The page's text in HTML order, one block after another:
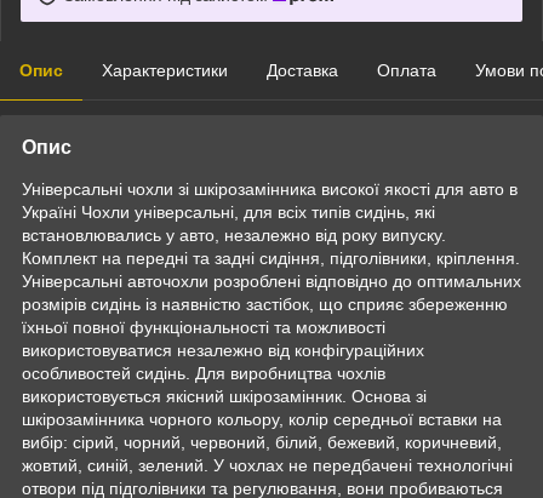
Опис Характеристики Доставка Оплата Умови
Опис
Універсальні чохли зі шкірозамінника високої якості для авто в
Україні Чохли універсальні, для всіх типів сидінь, які
встановлювались у авто, незалежно від року випуску.
Комплект на передні та задні сидіння, підголівники, кріплення.
Універсальні авточохли розроблені відповідно до оптимальних
розмірів сидінь із наявністю застібок, що сприяє збереженню
їхньої повної функціональності та можливості
використовуватися незалежно від конфігураційних
особливостей сидінь. Для виробництва чохлів
використовується якісний шкірозамінник. Основа зі
шкірозамінника чорного кольору, колір середньої вставки на
вибір: сірий, чорний, червоний, білий, бежевий, коричневий,
жовтий, синій, зелений. У чохлах не передбачені технологічні
отвори під підголівники та регулювання, вони пробиваються